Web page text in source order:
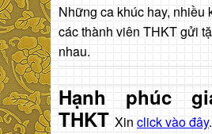
Những ca khúc hay, nhiều
các thành viên THKT gửi
nhau.
Hạnh phúc
THKT Xin click vào đây.